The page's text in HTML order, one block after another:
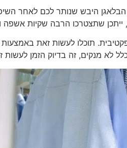
הבלאגן היבש שנותר לכם לאחר
שתצטרכו הרבה שקיות אשפה
תוכלו לעשות זאת
לא מנקים, זה בדיוק הזמן לעשות